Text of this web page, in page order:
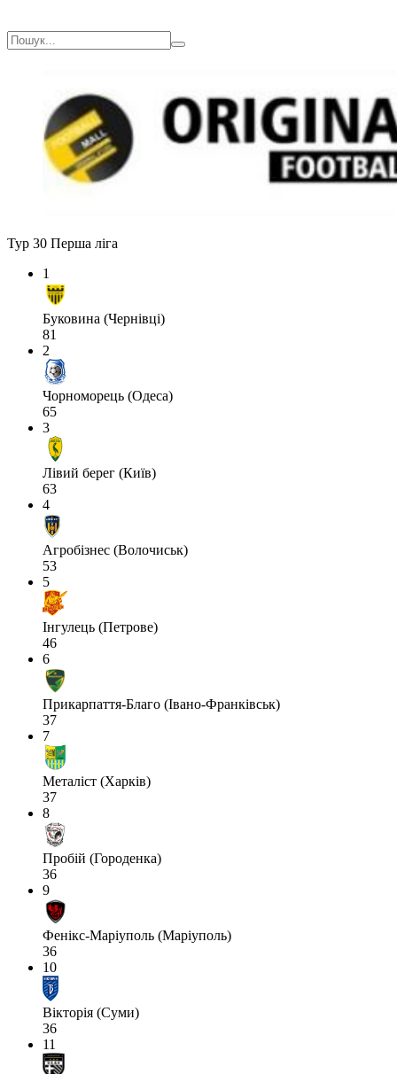
Тур 30 Перша ліга
1
Буковина (Чернівці)
81
2
Чорноморець (Одеса)
65
3
Лівий берег (Київ)
63
4
Агробізнес (Волочиськ)
53
5
Інгулець (Петрове)
46
6
Прикарпаття-Благо (Івано-Франківськ)
37
7
Металіст (Харків)
37
8
Пробій (Городенка)
36
9
Фенікс-Маріуполь (Маріуполь)
36
10
Вікторія (Суми)
36
11